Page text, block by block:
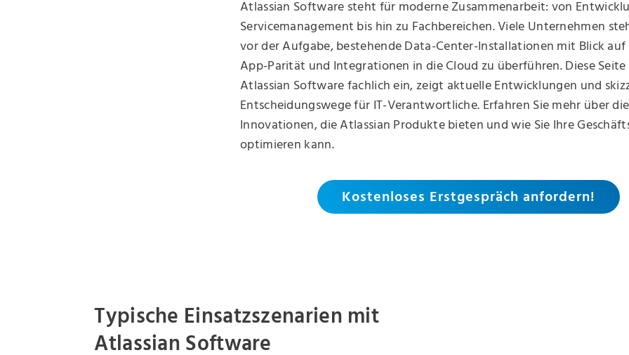
Atlassian Software steht für moderne Zusammenarbeit: von
Servicemanagement bis hin zu Fachbereichen. Viele Unternehmen
vor der Aufgabe, bestehende Data-Center-Installationen mit Blick auf
App-Parität und Integrationen in die Cloud zu überführen. Diese
Atlassian Software fachlich ein, zeigt aktuelle Entwicklungen und
Entscheidungswege für IT-Verantwortliche. Erfahren Sie mehr über die
Innovationen, die Atlassian Produkte bieten und wie Sie Ihre
optimieren kann.
Kostenloses Erstgespräch anfordern!
Typische Einsatzszenarien mit
Atlassian Software